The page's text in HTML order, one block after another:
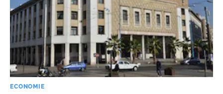
ECONOMIE